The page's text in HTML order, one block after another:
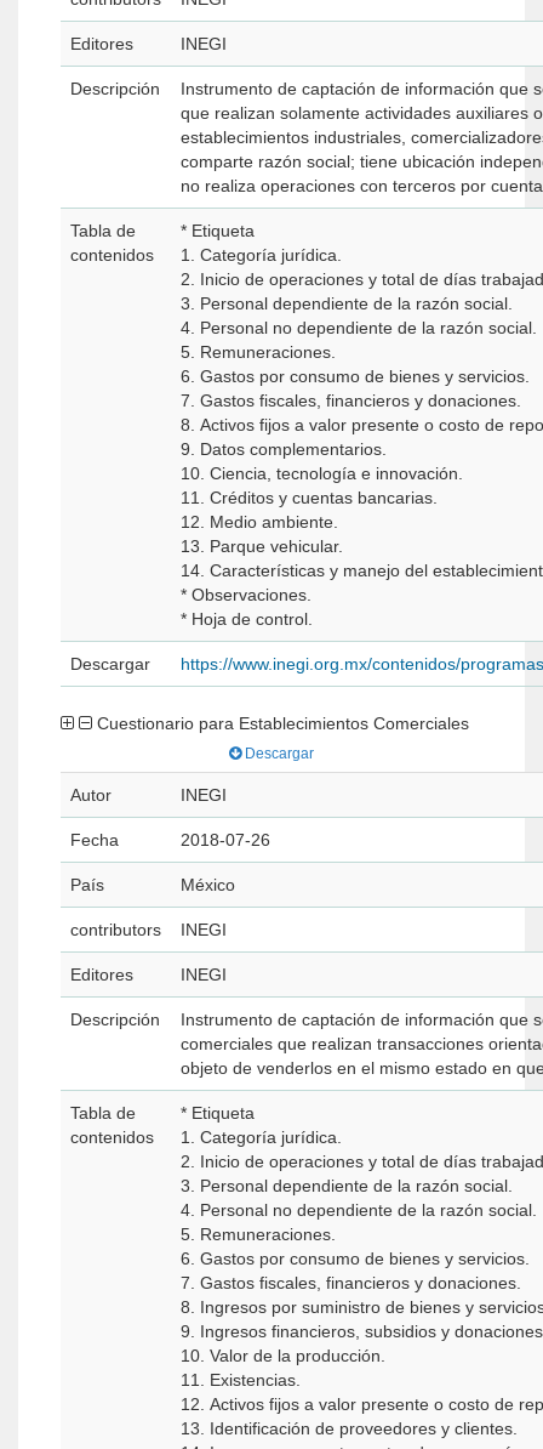
Editores INEGI
Descripción
Instrumento de captación de información que
que realizan solamente actividades auxiliares
establecimientos industriales,
comparte razón social; tiene ubicación
no realiza operaciones con terceros por
Tabla de
contenidos
* Etiqueta
1. Categoría jurídica.
2. Inicio de operaciones y total de días
3. Personal dependiente de la razón social.
4. Personal no dependiente de la razón social.
5. Remuneraciones.
6. Gastos por consumo de bienes y servicios.
7. Gastos fiscales, financieros y donaciones.
8. Activos fijos a valor presente o costo de
9. Datos complementarios.
10. Ciencia, tecnología e innovación.
11. Créditos y cuentas bancarias.
12. Medio ambiente.
13. Parque vehicular.
14. Características y manejo del
* Observaciones.
* Hoja de control.
Descargar https://www.inegi.org.mx/contenidos/
Cuestionario para Establecimientos Comerciales
Descargar
Autor INEGI
Fecha 2018-07-26
País México
contributors INEGI
Editores INEGI
Descripción
Instrumento de captación de información que
comerciales que realizan transacciones
objeto de venderlos en el mismo estado en
Tabla de
contenidos
* Etiqueta
1. Categoría jurídica.
2. Inicio de operaciones y total de días
3. Personal dependiente de la razón social.
4. Personal no dependiente de la razón social.
5. Remuneraciones.
6. Gastos por consumo de bienes y servicios.
7. Gastos fiscales, financieros y donaciones.
8. Ingresos por suministro de bienes y
9. Ingresos financieros, subsidios y
10. Valor de la producción.
11. Existencias.
12. Activos fijos a valor presente o costo de
13. Identificación de proveedores y clientes.